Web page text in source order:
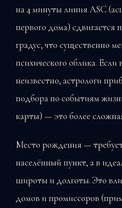
на 4 минуты линия ASC
первого дома) сдвигается
градус, что существенно
психического облика. Если
неизвестно, астрологи
подбора по событиям
карты) — это более
Место рождения —
населённый пункт, а в
широты и долготы. Это
домов и промиссоров